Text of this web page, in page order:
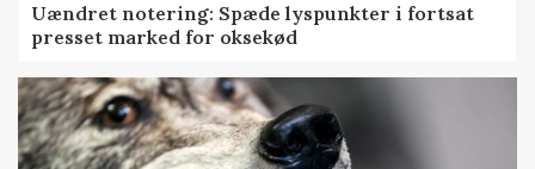
Uændret notering: Spæde lyspunkter i fortsat
presset marked for oksekød